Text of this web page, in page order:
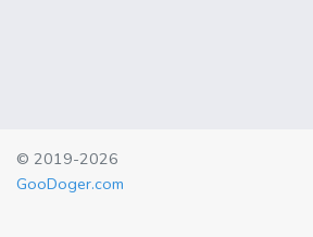
© 2019-2026
GooDoger.com